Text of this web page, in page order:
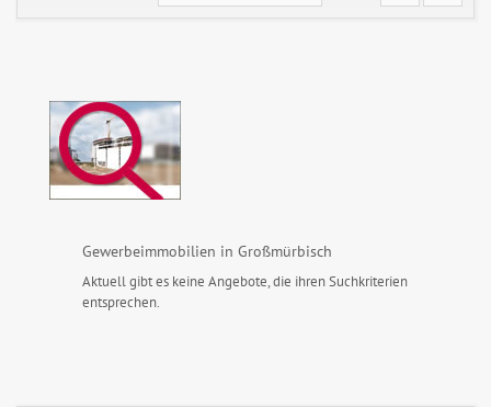
Gewerbeimmobilien in Großmürbisch
Aktuell gibt es keine Angebote, die ihren Suchkriterien
entsprechen.